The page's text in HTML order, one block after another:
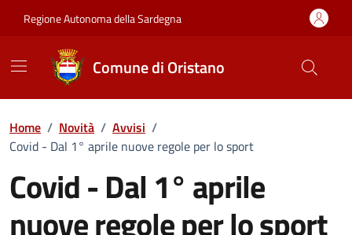
Regione Autonoma della Sardegna
Comune di Oristano
Home / Novità / Avvisi /
Covid - Dal 1° aprile nuove regole per lo sport
Covid - Dal 1° aprile
nuove regole per lo sport